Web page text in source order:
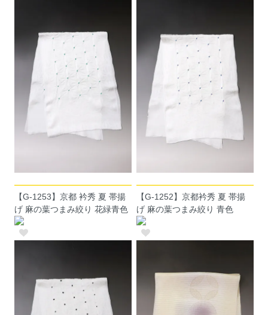
【G-1253】京都 衿秀 夏 帯揚
げ 麻の葉つまみ絞り 花緑青色
【G-1252】京都衿秀 夏 帯揚
げ 麻の葉つまみ絞り 青色